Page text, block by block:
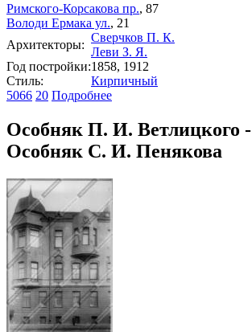
Римского-Корсакова пр., 87
Володи Ермака ул., 21
Архитекторы:
Сверчков П. К.
Леви З. Я.
Год постройки:1858, 1912
Стиль:
Кирпичный
5066 20 Подробнее
Особняк П. И. Ветлицкого -
Особняк С. И. Пенякова